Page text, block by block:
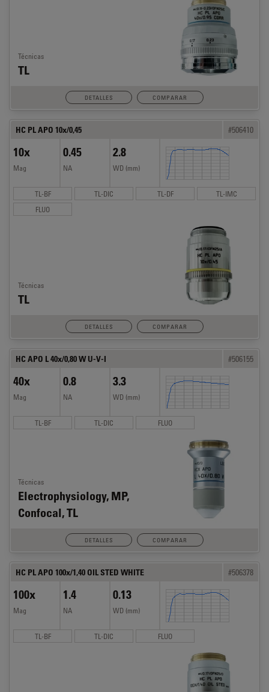
Técnicas
TL
DETALLES COMPARAR
HC PL APO 10x/0,45 #506410
10x
Mag
0.45
NA
2.8
WD (mm)
TL-BF TL-DIC TL-DF
TL-IMC
FLUO
Técnicas
TL
DETALLES COMPARAR
HC APO L 40x/0,80 W U-V-I #506155
40x
Mag
0.8
NA
3.3
WD (mm)
TL-BF TL-DIC FLUO
Técnicas
Electrophysiology, MP,
Confocal, TL
DETALLES COMPARAR
HC PL APO 100x/1,40 OIL STED WHITE #506378
100x
Mag
1.4
NA
0.13
WD (mm)
TL-BF TL-DIC FLUO